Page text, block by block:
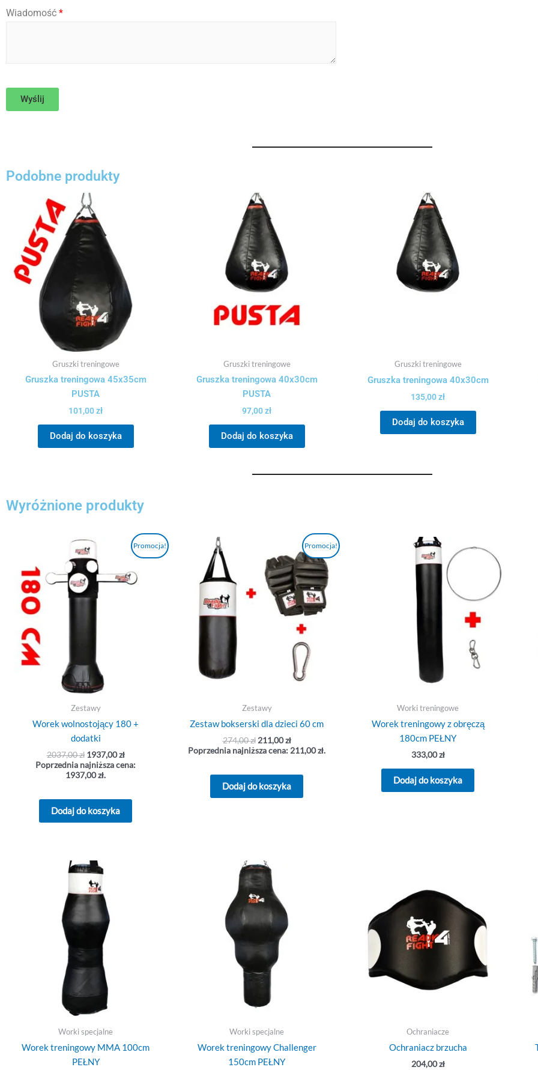
i
ś
Wiadomość *
Wyślij
Podobne produkty
Gruszki treningowe
Gruszka treningowa 45x35cm
PUSTA
101,00zł
Dodaj do koszyka
Gruszki treningowe
Gruszka treningowa 40x30cm
PUSTA
97,00zł
Dodaj do koszyka
Gruszki treningowe
Gruszka treningowa 40x30cm
135,00zł
Dodaj do koszyka
Wyróżnione produkty
Promocja!
Zestawy
Worek wolnostojący 180 +
dodatki
2037,00zł
Pierwotna
cena
wynosiła:
2037,00 zł.
1937,00zł
Aktualna
cena
wynosi:
1937,00 zł.
Poprzednia najniższa cena:
1937,00zł.
Dodaj do koszyka
Promocja!
Zestawy
Zestaw bokserski dla dzieci 60 cm
274,00zł
wynosiła:
274,00 zł.
211,00zł
Aktualna
cena
wynosi:
211,00 zł.
Poprzednia najniższa cena: 211,00zł.
Dodaj do koszyka
Worki treningowe
Worek treningowy z obręczą
180cm PEŁNY
333,00zł
Dodaj do koszyka
Worki specjalne
Worek treningowy MMA 100cm
PEŁNY
Worki specjalne
Worek treningowy Challenger
150cm PEŁNY
Ochraniacze
Ochraniacz brzucha
204,00zł